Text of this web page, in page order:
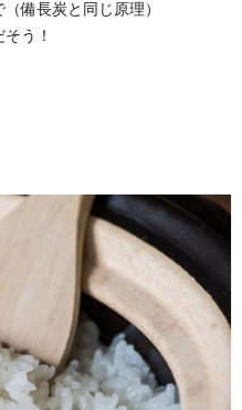
備長炭と同じ原理）
う！